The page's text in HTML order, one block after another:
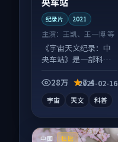
纪录片 2021
主演： 王凯、王一博 等
《宇宙天文纪录：中
央车站》是一部科幻
紧凑信息量大，适合
28万 7.4
2025-02-16
宇宙 天文 科普
中国 杜比